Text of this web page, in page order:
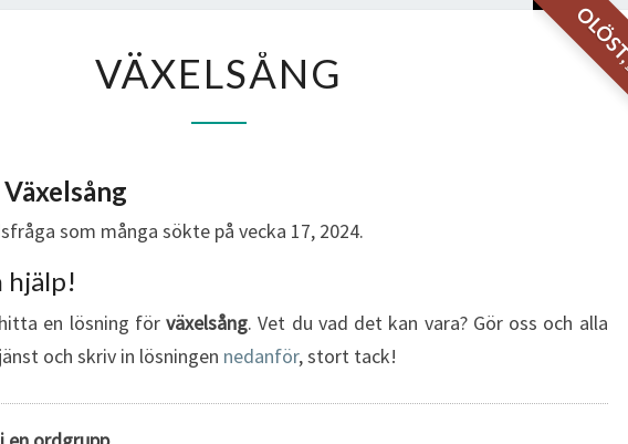
VÄXELSÅNG
Växelsång
som många sökte på vecka 17, 2024.
hjälp!
en lösning för växelsång. Vet du vad det kan vara? Gör oss och alla
och skriv in lösningen nedanför, stort tack!